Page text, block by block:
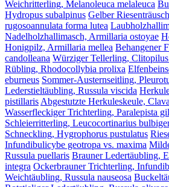
Weichritterling, Melanoleuca melaleuca
Hydropus subalpinus Gelber
rugosoannulata forma lutea
Nadelholzhallimasch, Armillaria ostoyae
Honigpilz, Armillaria mellea Behangener
candolleana Würziger Tellerling,
Rübling, Rhodocollybia prolixa
eburneus Sommer-Austernseitling,
Lederstieltäubling, Russula viscida
pistillarisAbgestutzte Herkuleskeule,
Wasserfleckiger Trichterling, Paralepista
Schleierritterling, Leucocortinarius
Schneckling, Hygrophorus pustulatus
Infundibulicybe geotropa vs. maxima
Russula puellaris Brauner Ledertäubling,
integra Ockerbrauner Trichterling,
Weichtäubling, Russula nauseosa